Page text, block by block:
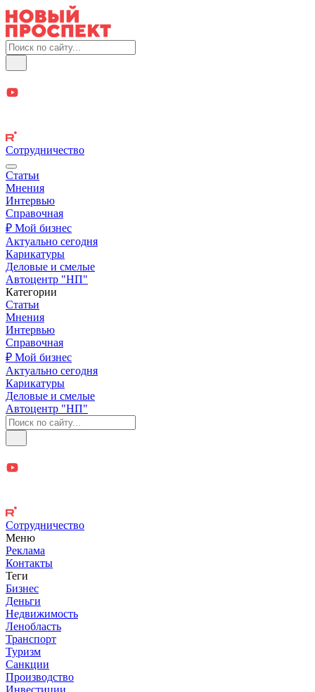
Сотрудничество
Статьи
Мнения
Интервью
Справочная
₽ Мой бизнес
Актуально сегодня
Карикатуры
Деловые и смелые
Автоцентр "НП"
Категории
Статьи
Мнения
Интервью
Справочная
₽ Мой бизнес
Актуально сегодня
Карикатуры
Деловые и смелые
Автоцентр "НП"
Сотрудничество
Меню
Реклама
Контакты
Теги
Бизнес
Деньги
Недвижимость
Ленобласть
Транспорт
Туризм
Санкции
Производство
Инвестиции